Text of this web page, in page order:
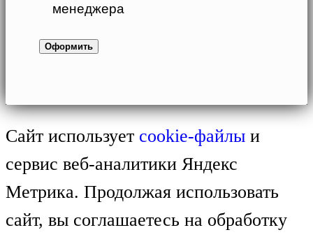
менеджера
Сайт использует cookie-файлы и
сервис веб-аналитики Яндекс
Метрика. Продолжая использовать
сайт, вы соглашаетесь на обработку